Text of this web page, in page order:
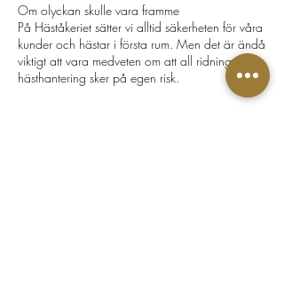
Om olyckan skulle vara framme
På Häståkeriet sätter vi alltid säkerheten för våra
kunder och hästar i första rum. Men det är ändå
viktigt att vara medveten om att all ridning och